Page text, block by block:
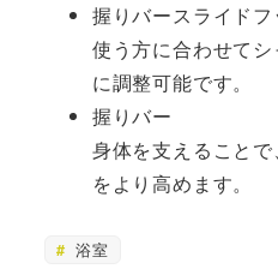
握りバースライドフ
使う方に合わせて
に調整可能です。
握りバー
身体を支えること
をより高めます。
浴室